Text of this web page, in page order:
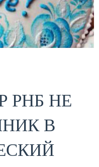
РНБ НЕ
В